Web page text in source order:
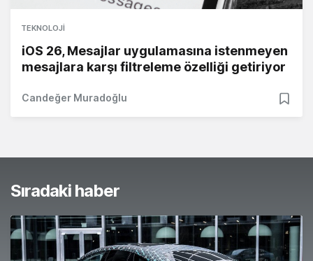
TEKNOLOJI
iOS 26, Mesajlar uygulamasına istenmeyen
mesajlara karşı filtreleme özelliği getiriyor
Candeğer Muradoğlu
Sıradaki haber